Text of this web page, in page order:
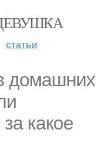
статьи
домашних
какое